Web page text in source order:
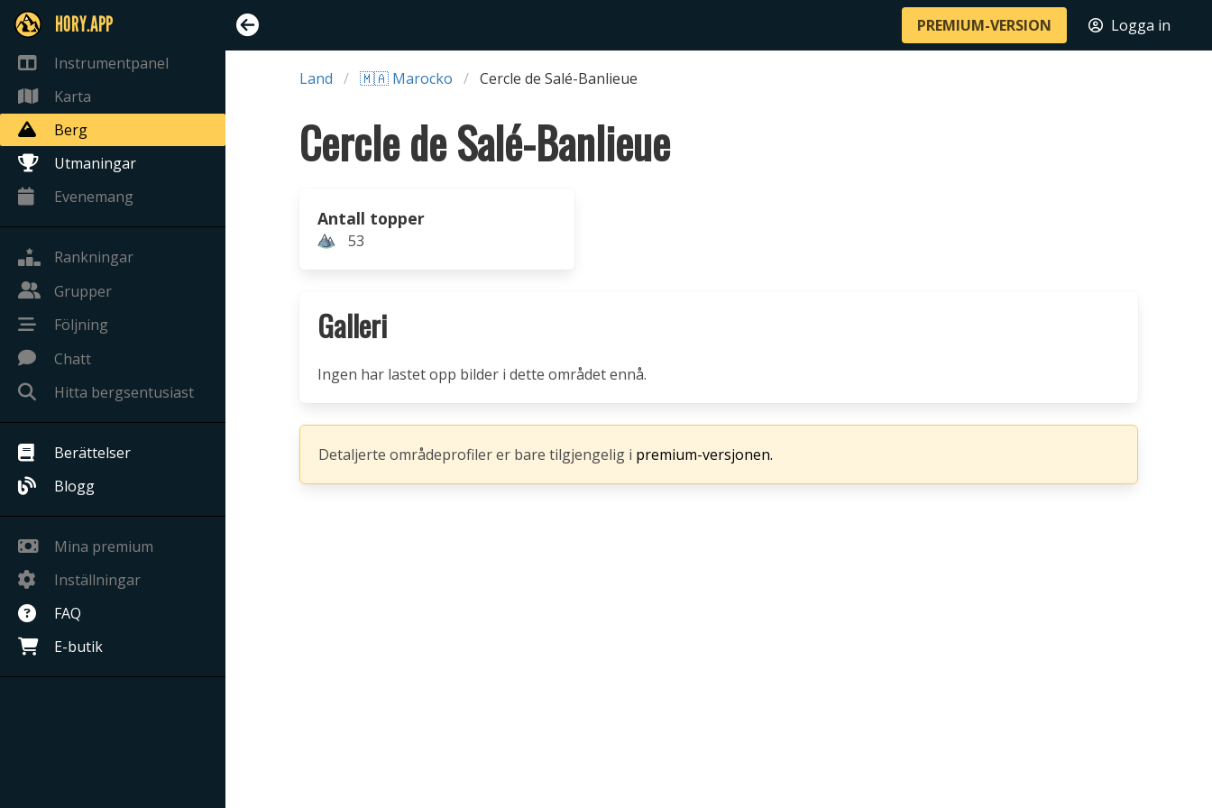
HORY.APP
Instrumentpanel
Karta
Berg
Utmaningar
Evenemang
Rankningar
Grupper
Följning
Chatt
Hitta bergsentusiast
Berättelser
Blogg
Mina premium
Inställningar
FAQ
E-butik
PREMIUM-VERSION Logga in
Land 🇲🇦 Marocko Cercle de Salé-Banlieue
Cercle de Salé-Banlieue
Antall topper
53
Galleri
Ingen har lastet opp bilder i dette området ennå.
Detaljerte områdeprofiler er bare tilgjengelig i premium-versjonen.